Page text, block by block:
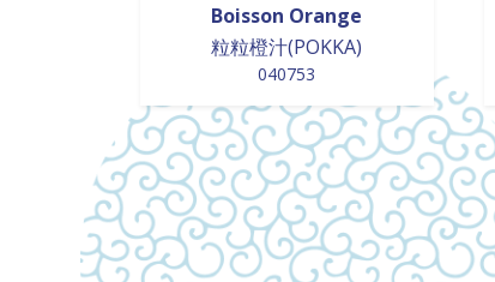
Boisson Orange
粒粒橙汁(POKKA)
040753